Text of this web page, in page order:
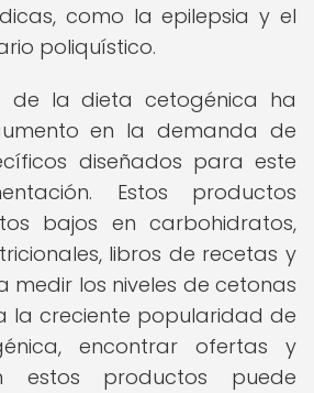
como la epilepsia y el
poliquístico.
de la dieta cetogénica ha
en la demanda de
diseñados para este
Estos productos
bajos en carbohidratos,
libros de recetas y
medir los niveles de cetonas
la creciente popularidad de
encontrar ofertas y
estos productos puede